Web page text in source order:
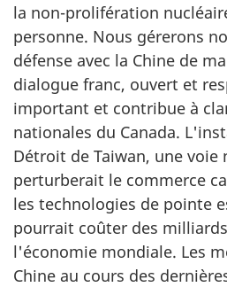
la non-prolifération
personne. Nous gérerons
défense avec la Chine de
dialogue franc, ouvert et
important et contribue à
nationales du Canada.
Détroit de Taiwan, une voie
perturberait le commerce
les technologies de pointe
pourrait coûter des
l'économie mondiale. Les
Chine au cours des